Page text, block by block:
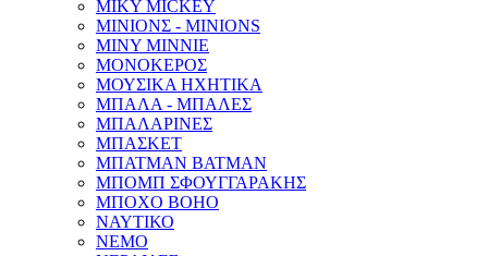
ΜΙΚΥ MICKEY
ΜΙΝΙΟΝΣ - MINIONS
ΜΙΝΥ MINNIE
ΜΟΝΟΚΕΡΟΣ
ΜΟΥΣΙΚΑ ΗΧΗΤΙΚΑ
ΜΠΑΛΑ - ΜΠΑΛΕΣ
ΜΠΑΛΑΡΙΝΕΣ
ΜΠΑΣΚΕΤ
ΜΠΑΤΜΑΝ BATMAN
ΜΠΟΜΠ ΣΦΟΥΓΓΑΡΑΚΗΣ
ΜΠΟΧΟ BOHO
ΝΑΥΤΙΚΟ
ΝΕΜΟ